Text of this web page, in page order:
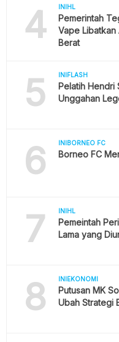
4 INIHL
Pemerintah
Vape Libatkan
Berat
5 INIFLASH
Pelatih Hendri
Unggahan
6 INIBORNEO FC
Borneo FC
7 INIHL
Pemeintah
Lama yang
8 INIEKONOMI
Putusan MK
Ubah Strategi